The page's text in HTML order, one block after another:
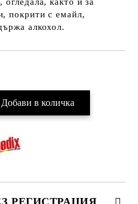
покрити с емайл,
алкохол.
РЕГИСТРАЦИЯ